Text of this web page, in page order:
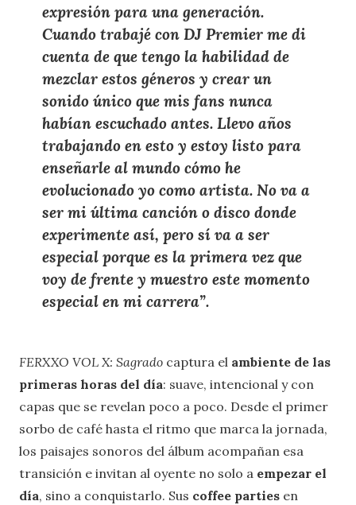
expresión para una generación.
Cuando trabajé con DJ Premier me di
cuenta de que tengo la habilidad de
mezclar estos géneros y crear un
sonido único que mis fans nunca
habían escuchado antes. Llevo años
trabajando en esto y estoy listo para
enseñarle al mundo cómo he
evolucionado yo como artista. No va a
ser mi última canción o disco donde
experimente así, pero sí va a ser
especial porque es la primera vez que
voy de frente y muestro este momento
especial en mi carrera”.
FERXXO VOL X: Sagrado captura el ambiente de las
primeras horas del día: suave, intencional y con
capas que se revelan poco a poco. Desde el primer
sorbo de café hasta el ritmo que marca la jornada,
los paisajes sonoros del álbum acompañan esa
transición e invitan al oyente no solo a empezar el
día, sino a conquistarlo. Sus coffee parties en